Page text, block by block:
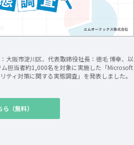
大阪市淀川区、代表取締役社長：徳毛 博幸、以
担当者約1,000名を対象に実施した「Microsoft
ティ対策に関する実態調査」を発表しました。
（無料）